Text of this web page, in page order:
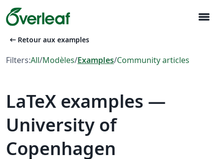
menu
arrow_left_alt Retour aux examples
Filters:All/Modèles/Examples/Community articles
LaTeX examples —
University of
Copenhagen